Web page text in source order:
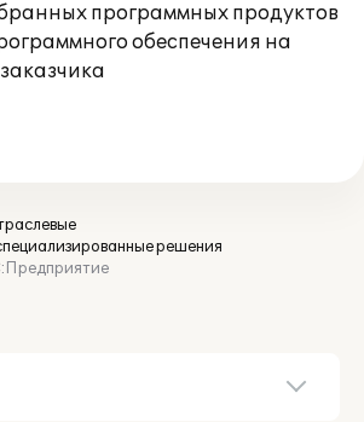
программных продуктов
обеспечения на
решения